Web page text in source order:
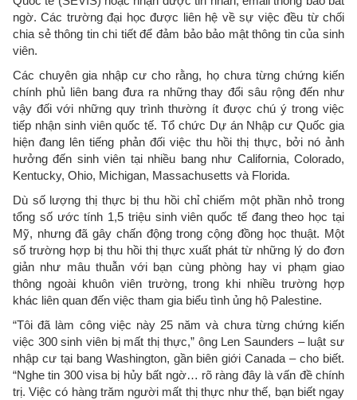
ngờ. Các trường đại học được liên hệ về sự việc đều từ chối
chia sẻ thông tin chi tiết để đảm bảo bảo mật thông tin của sinh
viên.
Các chuyên gia nhập cư cho rằng, họ chưa từng chứng kiến
chính phủ liên bang đưa ra những thay đổi sâu rộng đến như
vậy đối với những quy trình thường ít được chú ý trong việc
tiếp nhận sinh viên quốc tế. Tổ chức Dự án Nhập cư Quốc gia
hiện đang lên tiếng phản đối việc thu hồi thị thực, bởi nó ảnh
hưởng đến sinh viên tại nhiều bang như California, Colorado,
Kentucky, Ohio, Michigan, Massachusetts và Florida.
Dù số lượng thị thực bị thu hồi chỉ chiếm một phần nhỏ trong
tổng số ước tính 1,5 triệu sinh viên quốc tế đang theo học tại
Mỹ, nhưng đã gây chấn động trong cộng đồng học thuật. Một
số trường hợp bị thu hồi thị thực xuất phát từ những lý do đơn
giản như mâu thuẫn với bạn cùng phòng hay vi phạm giao
thông ngoài khuôn viên trường, trong khi nhiều trường hợp
khác liên quan đến việc tham gia biểu tình ủng hộ Palestine.
“Tôi đã làm công việc này 25 năm và chưa từng chứng kiến
việc 300 sinh viên bị mất thị thực,” ông Len Saunders – luật sư
nhập cư tại bang Washington, gần biên giới Canada – cho biết.
“Nghe tin 300 visa bị hủy bất ngờ… rõ ràng đây là vấn đề chính
trị. Việc có hàng trăm người mất thị thực như thế, bạn biết ngay